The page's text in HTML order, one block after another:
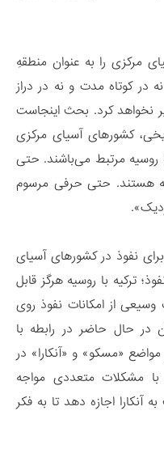
مرکزی را به عنوان منطقهِ
در کوتاه مدت و نه در دراز
نخواهد کرد. بحث اینجاست
کشورهای آسیای مرکزی
مرتبط می‌باشند. حتی
هستند. حتی حرفی مرسوم
برای نفوذ در کشورهای آسیای
ترکیه با روسیه هرگز قابل
از امکانات نفوذ روی
در حال حاضر در رابطه با
«مسکو» و «آنکارا» در
مشکلات متعددی مواجه
اجازه دهد تا به فکر